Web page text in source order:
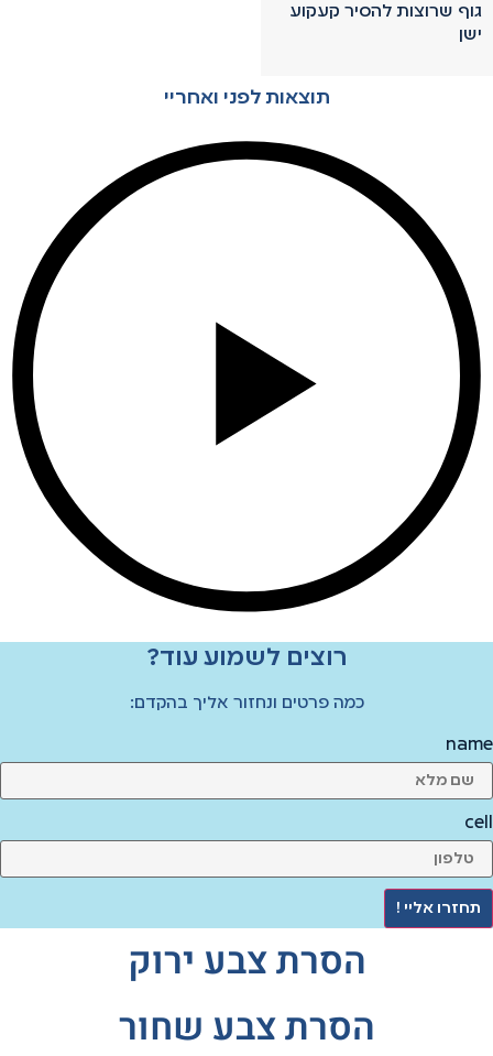
גוף שרוצות להסיר קעקוע
ישן
תוצאות לפני ואחריי
רוצים לשמוע עוד?
כמה פרטים ונחזור אליך בהקדם:
name
cell
תחזרו אליי !
הסרת צבע ירוק
הסרת צבע שחור